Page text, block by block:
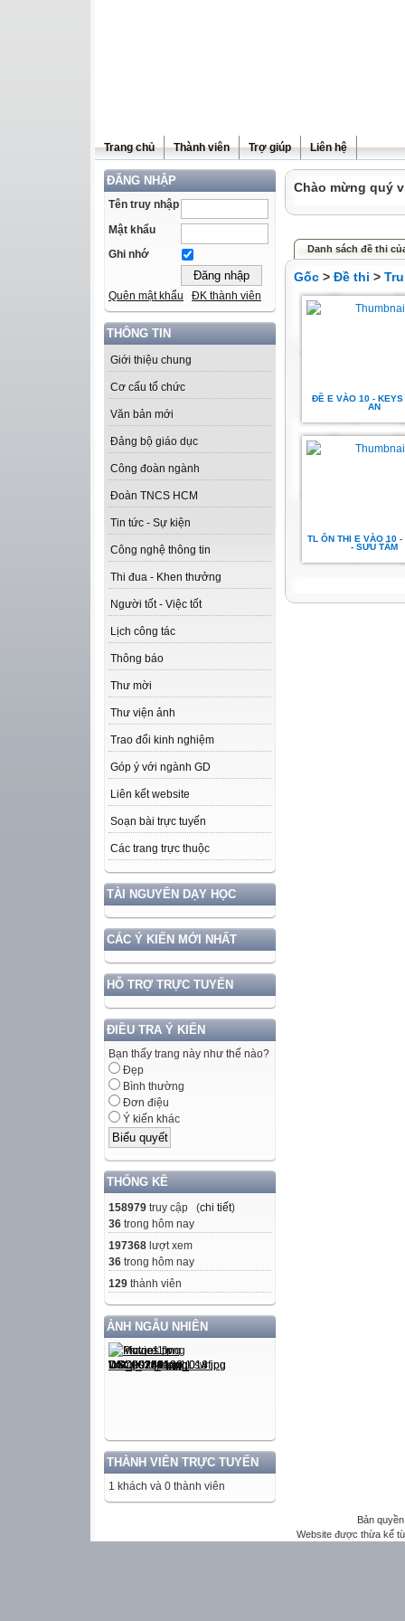
Trang chủ Thành viên Trợ giúp Liên hệ
ĐĂNG NHẬP
Tên truy nhập
Mật khẩu
Ghi nhớ
Quên mật khẩu ĐK thành viên
THÔNG TIN
Giới thiệu chung
Cơ cấu tổ chức
Văn bản mới
Đảng bộ giáo dục
Công đoàn ngành
Đoàn TNCS HCM
Tin tức - Sự kiện
Công nghệ thông tin
Thi đua - Khen thưởng
Người tốt - Việc tốt
Lịch công tác
Thông báo
Thư mời
Thư viện ảnh
Trao đổi kinh nghiệm
Góp ý với ngành GD
Liên kết website
Soạn bài trực tuyến
Các trang trực thuộc
TÀI NGUYÊN DẠY HỌC
CÁC Ý KIẾN MỚI NHẤT
HỖ TRỢ TRỰC TUYẾN
ĐIỀU TRA Ý KIẾN
Bạn thấy trang này như thế nào?
Đẹp
Bình thường
Đơn điệu
Ý kiến khác
THỐNG KÊ
158979 truy cập (chi tiết)
36 trong hôm nay
197368 lượt xem
36 trong hôm nay
129 thành viên
ẢNH NGẪU NHIÊN
THÀNH VIÊN TRỰC TUYẾN
1 khách và 0 thành viên
Chào mừng quý
Danh sách đề thi
Gốc > Đề thi >
ĐỀ E VÀO 10 - KEYS
AN
TL ÔN THI E VÀO 10 -
- SƯU TẦM
Bản
Website được thừa kế